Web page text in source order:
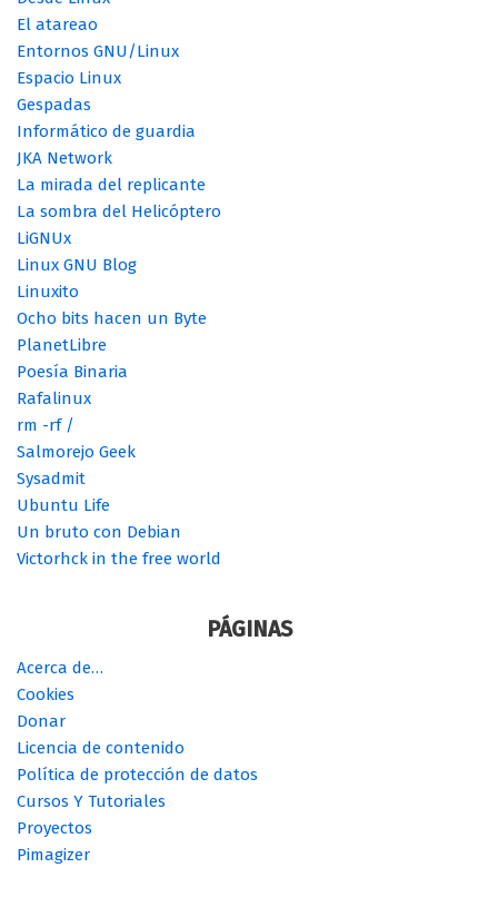
El atareao
Entornos GNU/Linux
Espacio Linux
Gespadas
Informático de guardia
JKA Network
La mirada del replicante
La sombra del Helicóptero
LiGNUx
Linux GNU Blog
Linuxito
Ocho bits hacen un Byte
PlanetLibre
Poesía Binaria
Rafalinux
rm -rf /
Salmorejo Geek
Sysadmit
Ubuntu Life
Un bruto con Debian
Victorhck in the free world
PÁGINAS
Acerca de…
Cookies
Donar
Licencia de contenido
Política de protección de datos
Cursos Y Tutoriales
Proyectos
Pimagizer